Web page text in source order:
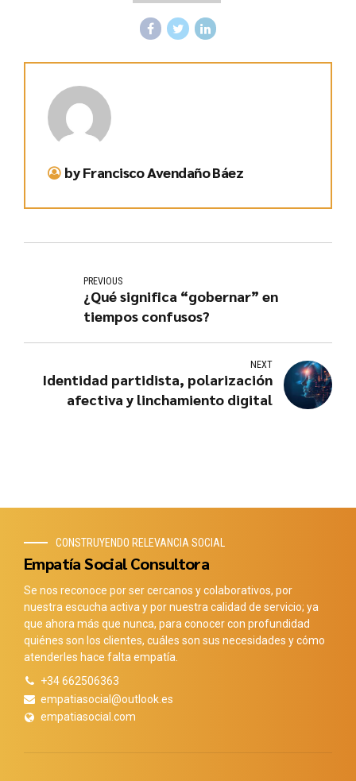
by Francisco Avendaño Báez
PREVIOUS
¿Qué significa “gobernar” en
tiempos confusos?
NEXT
Identidad partidista, polarización
afectiva y linchamiento digital
CONSTRUYENDO RELEVANCIA SOCIAL
Empatía Social Consultora
Se nos reconoce por ser cercanos y colaborativos, por
nuestra escucha activa y por nuestra calidad de servicio; ya
que ahora más que nunca, para conocer con profundidad
quiénes son los clientes, cuáles son sus necesidades y cómo
atenderles hace falta empatía.
+34 662506363
empatiasocial@outlook.es
empatiasocial.com